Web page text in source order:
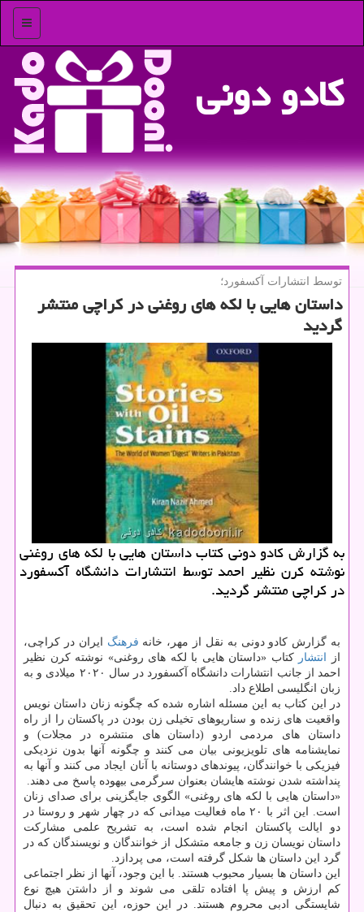
منو
كادو دونی
توسط انتشارات آكسفورد؛
داستان هایی با لكه های روغنی در كراچی منتشر
گردید
به گزارش كادو دونی كتاب داستان هایی با لكه های روغنی
نوشته كرن نظیر احمد توسط انتشارات دانشگاه آكسفورد
در كراچی منتشر گردید.
به گزارش کادو دونی به نقل از مهر، خانه فرهنگ ایران در کراچی،
از
انتشار کتاب «داستان هایی با لکه های روغنی» نوشته کرن نظیر
احمد از جانب انتشارات دانشگاه آکسفورد در سال ۲۰۲۰ میلادی و به
زبان انگلیسی اطلاع داد.
در این کتاب به این مسئله اشاره شده که چگونه زنان داستان نویس
واقعیت های زنده و سناریوهای تخیلی زن بودن در پاکستان را از راه
داستان های مردمی اردو (داستان های منتشره در مجلات) و
نمایشنامه های تلویزیونی بیان می کنند و چگونه آنها بدون نزدیکی
فیزیکی با خوانندگان، پیوندهای دوستانه با آنان ایجاد می کنند و آنها به
پنداشته شدن نوشته هایشان بعنوان سرگرمی بیهوده پاسخ می دهند.
«داستان هایی با لکه های روغنی» الگوی جایگزینی برای صدای زنان
است. این اثر با ۲۰ ماه فعالیت میدانی که در چهار شهر و روستا در
دو ایالت پاکستان انجام شده است، به تشریح علمی مشارکت
داستان نویسان زن و جامعه متشکل از خوانندگان و نویسندگان که در
گرد این داستان ها شکل گرفته است، می پردازد.
این داستان ها بسیار محبوب هستند. با این وجود، آنها از نظر اجتماعی
کم ارزش و پیش پا افتاده تلقی می شوند و از داشتن هیچ نوع
شایستگی ادبی محروم هستند. در این حوزه، این تحقیق به دنبال